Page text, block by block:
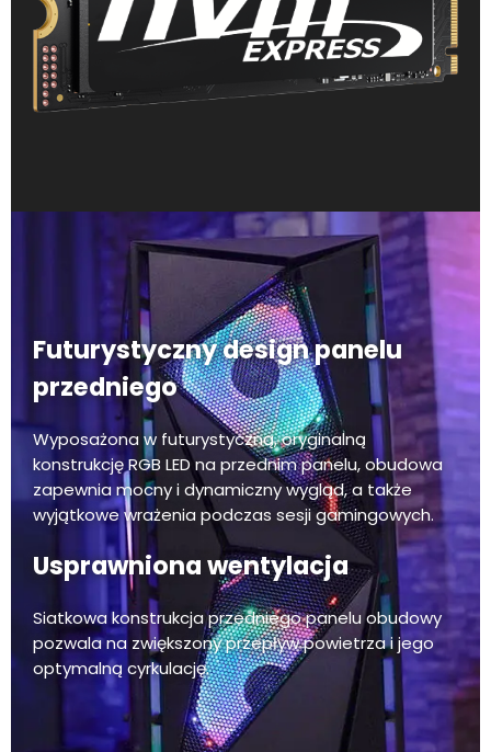
Futurystyczny design panelu
przedniego
Wyposażona w futurystyczną, oryginalną
konstrukcję RGB LED na przednim panelu, obudowa
zapewnia mocny i dynamiczny wygląd, a także
wyjątkowe wrażenia podczas sesji gamingowych.
Usprawniona wentylacja
Siatkowa konstrukcja przedniego panelu obudowy
pozwala na zwiększony przepływ powietrza i jego
optymalną cyrkulację.